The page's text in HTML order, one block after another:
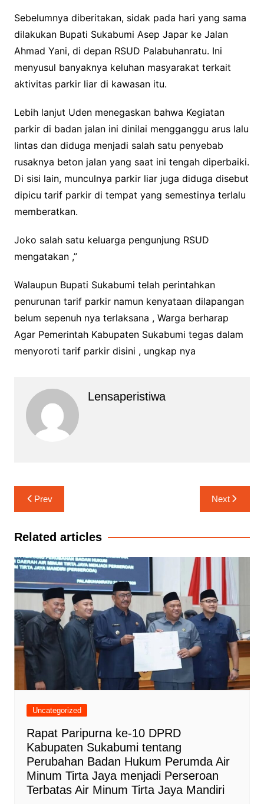
Sebelumnya diberitakan, sidak pada hari yang sama
dilakukan Bupati Sukabumi Asep Japar ke Jalan
Ahmad Yani, di depan RSUD Palabuhanratu. Ini
menyusul banyaknya keluhan masyarakat terkait
aktivitas parkir liar di kawasan itu.
Lebih lanjut Uden menegaskan bahwa Kegiatan
parkir di badan jalan ini dinilai mengganggu arus lalu
lintas dan diduga menjadi salah satu penyebab
rusaknya beton jalan yang saat ini tengah diperbaiki.
Di sisi lain, munculnya parkir liar juga diduga disebut
dipicu tarif parkir di tempat yang semestinya terlalu
memberatkan.
Joko salah satu keluarga pengunjung RSUD
mengatakan ,”
Walaupun Bupati Sukabumi telah perintahkan
penurunan tarif parkir namun kenyataan dilapangan
belum sepenuh nya terlaksana , Warga berharap
Agar Pemerintah Kabupaten Sukabumi tegas dalam
menyoroti tarif parkir disini , ungkap nya
Lensaperistiwa
Navigasi
pos
Prev Next
Related articles
Uncategorized
Rapat Paripurna ke-10 DPRD
Kabupaten Sukabumi tentang
Perubahan Badan Hukum Perumda Air
Minum Tirta Jaya menjadi Perseroan
Terbatas Air Minum Tirta Jaya Mandiri